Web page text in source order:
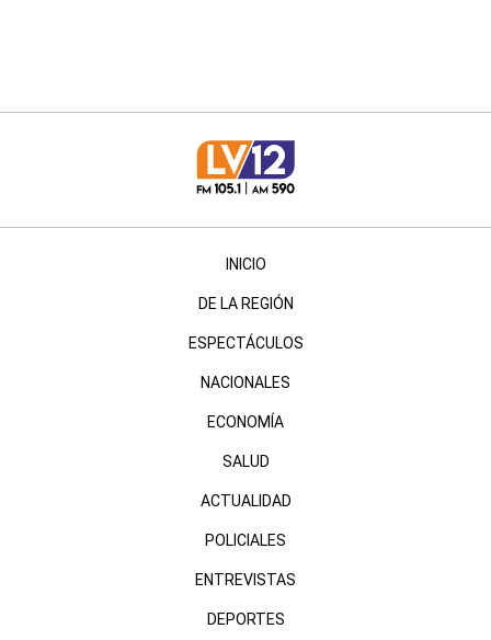
INICIO
DE LA REGIÓN
ESPECTÁCULOS
NACIONALES
ECONOMÍA
SALUD
ACTUALIDAD
POLICIALES
ENTREVISTAS
DEPORTES